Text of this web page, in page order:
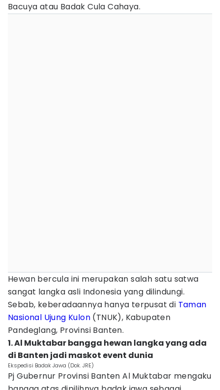
Bacuya atau Badak Cula Cahaya.
Hewan bercula ini merupakan salah satu satwa
sangat langka asli Indonesia yang dilindungi.
Sebab, keberadaannya hanya terpusat di Taman
Nasional Ujung Kulon (TNUK), Kabupaten
Pandeglang, Provinsi Banten.
1. Al Muktabar bangga hewan langka yang ada
di Banten jadi maskot event dunia
Ekspedisi Badak Jawa (Dok. JRE)
Pj Gubernur Provinsi Banten Al Muktabar mengaku